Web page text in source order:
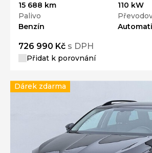
15 688 km
110 kW
Palivo
Benzín
726 990 Kč s DPH
Přidat k porovnání
Dárek zdarma